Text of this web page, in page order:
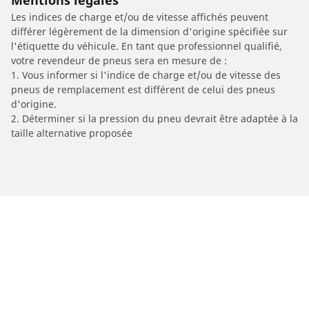
Les indices de charge et/ou de vitesse affichés peuvent
différer légèrement de la dimension d'origine spécifiée sur
l'étiquette du véhicule. En tant que professionnel qualifié,
votre revendeur de pneus sera en mesure de :
1. Vous informer si l'indice de charge et/ou de vitesse des
pneus de remplacement est différent de celui des pneus
d'origine.
2. Déterminer si la pression du pneu devrait être adaptée à la
taille alternative proposée